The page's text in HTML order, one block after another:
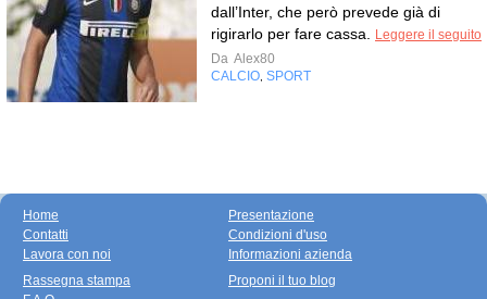
dall’Inter, che però prevede già di
rigirarlo per fare cassa. Leggere il seguito
Da Alex80
CALCIO, SPORT
Home
Contatti
Lavora con noi
Presentazione
Condizioni d'uso
Informazioni azienda
Rassegna stampa
Proponi il tuo blog